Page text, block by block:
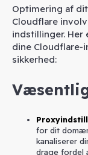
Optimering af
Cloudflare
indstillinger.
dine
sikkerhed:
P
for dit
kanaliserer
drage fordel